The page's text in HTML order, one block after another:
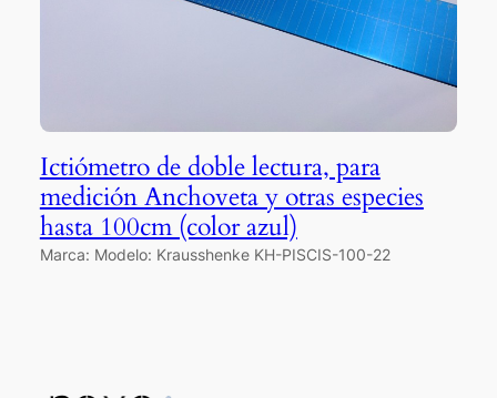
Ictiómetro de doble lectura, para
medición Anchoveta y otras especies
hasta 100cm (color azul)
Marca: Modelo: Krausshenke KH-PISCIS-100-22